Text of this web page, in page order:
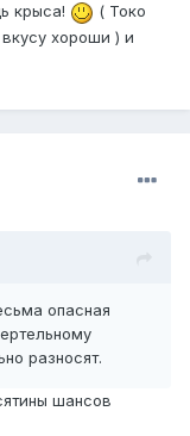
крыса!
( Токо
хороши ) и
опасная
разносят.
шансов